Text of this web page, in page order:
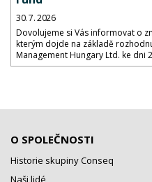
30. 7. 2026
Dovolujeme si Vás informovat o
kterým dojde na základě
Management Hungary Ltd. ke dni
O SPOLEČNOSTI
Historie skupiny Conseq
Naši lidé